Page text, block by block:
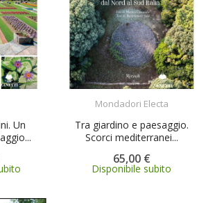
Un
Mondadori Electa
Tra giardino e paesaggio.
Scorci mediterranei...
65,00 €
Disponibile subito